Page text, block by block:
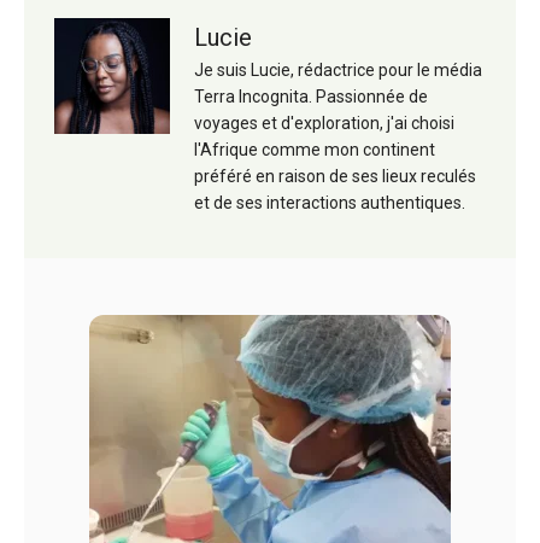
Lucie
Je suis Lucie, rédactrice pour le média
Terra Incognita. Passionnée de
voyages et d'exploration, j'ai choisi
l'Afrique comme mon continent
préféré en raison de ses lieux reculés
et de ses interactions authentiques.